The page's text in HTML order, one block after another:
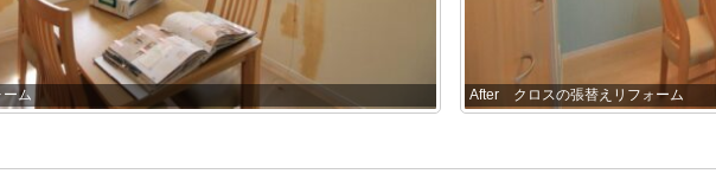
ム After クロスの張替えリフォーム